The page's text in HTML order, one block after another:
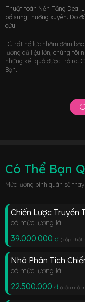
Thuật toán Nền Tảng Deal
bổ sung thường xuyên. Do
cứu.
Dù rất nổ lực nhằm đảm
lượng dữ liệu lớn, chúng tôi
những kết quả được trả ra.
Bạn.
Có Thể Bạn
Mức lương bình quân sẽ
Chiến Lược Truyền
có mức lương là
39.000.000 đ (cập nhật
Nhà Phân Tích
có mức lương là
22.500.000 đ (cập nhật